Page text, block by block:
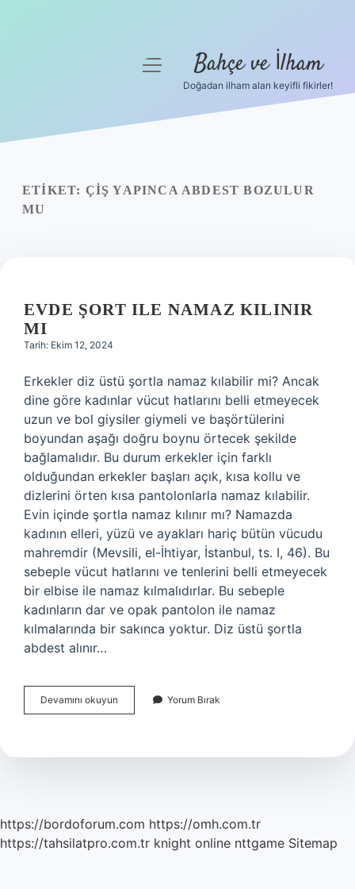
Yasal Uyarı
menüyü
Bahçe ve İlham
Doğadan ilham alan keyifli fikirler!
ETIKET: ÇIŞ YAPINCA ABDEST BOZULUR
MU
EVDE ŞORT ILE NAMAZ KILINIR
MI
Tarih: Ekim 12, 2024
Erkekler diz üstü şortla namaz kılabilir mi? Ancak
dine göre kadınlar vücut hatlarını belli etmeyecek
uzun ve bol giysiler giymeli ve başörtülerini
boyundan aşağı doğru boynu örtecek şekilde
bağlamalıdır. Bu durum erkekler için farklı
olduğundan erkekler başları açık, kısa kollu ve
dizlerini örten kısa pantolonlarla namaz kılabilir.
Evin içinde şortla namaz kılınır mı? Namazda
kadının elleri, yüzü ve ayakları hariç bütün vücudu
mahremdir (Mevsili, el-İhtiyar, İstanbul, ts. I, 46). Bu
sebeple vücut hatlarını ve tenlerini belli etmeyecek
bir elbise ile namaz kılmalıdırlar. Bu sebeple
kadınların dar ve opak pantolon ile namaz
kılmalarında bir sakınca yoktur. Diz üstü şortla
abdest alınır…
Devamını okuyun
Şort
Kılınır
Yorum Bırak
https://bordoforum.com https://omh.com.tr
https://tahsilatpro.com.tr knight online nttgame Sitemap